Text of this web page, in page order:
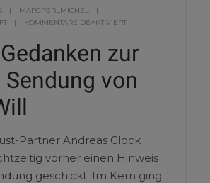
MARCPERLMICHEL
KOMMENTARE DEAKTIVIERT
zur
von
Partner Andreas Glock
vorher einen Hinweis
geschickt. Im Kern ging